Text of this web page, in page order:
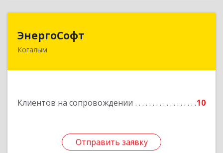
ЭнергоСофт
Когалым
Клиентов на сопровождении 10
Отправить заявку
628485, Ханты-Мансийский Автономный округ
Подробнее
Отправить заявку